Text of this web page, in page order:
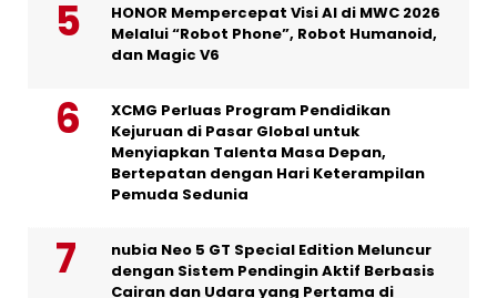
HONOR Mempercepat Visi AI di MWC 2026
Melalui “Robot Phone”, Robot Humanoid,
dan Magic V6
XCMG Perluas Program Pendidikan
Kejuruan di Pasar Global untuk
Menyiapkan Talenta Masa Depan,
Bertepatan dengan Hari Keterampilan
Pemuda Sedunia
nubia Neo 5 GT Special Edition Meluncur
dengan Sistem Pendingin Aktif Berbasis
Cairan dan Udara yang Pertama di